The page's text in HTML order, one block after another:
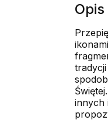
Opis
innych